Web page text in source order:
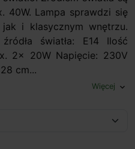
40W. Lampa sprawdzi się
i klasycznym wnętrzu.
światła: E14 Ilość
2x 20W Napięcie: 230V
cm...
Więcej expand_more